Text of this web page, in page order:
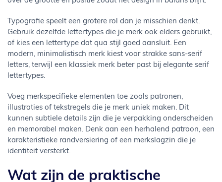
Typografie speelt een grotere rol dan je misschien denkt.
Gebruik dezelfde lettertypes die je merk ook elders gebruikt,
of kies een lettertype dat qua stijl goed aansluit. Een
modern, minimalistisch merk kiest voor strakke sans-serif
letters, terwijl een klassiek merk beter past bij elegante serif
lettertypes.
Voeg merkspecifieke elementen toe zoals patronen,
illustraties of tekstregels die je merk uniek maken. Dit
kunnen subtiele details zijn die je verpakking onderscheiden
en memorabel maken. Denk aan een herhalend patroon, een
karakteristieke randversiering of een merkslagzin die je
identiteit versterkt.
Wat zijn de praktische